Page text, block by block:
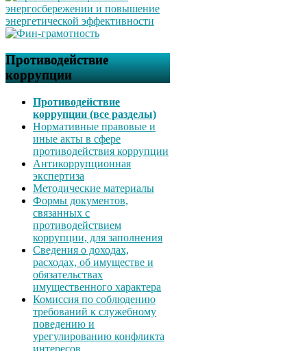
Противодействие
коррупции
Противодействие
коррупции (все разделы)
Нормативные правовые и
иные акты в сфере
противодействия коррупции
Антикоррупционная
экспертиза
Методические материалы
Формы документов,
связанных с
противодействием
коррупции, для заполнения
Сведения о доходах,
расходах, об имуществе и
обязательствах
имущественного характера
Комиссия по соблюдению
требований к служебному
поведению и
урегулированию конфликта
интересов